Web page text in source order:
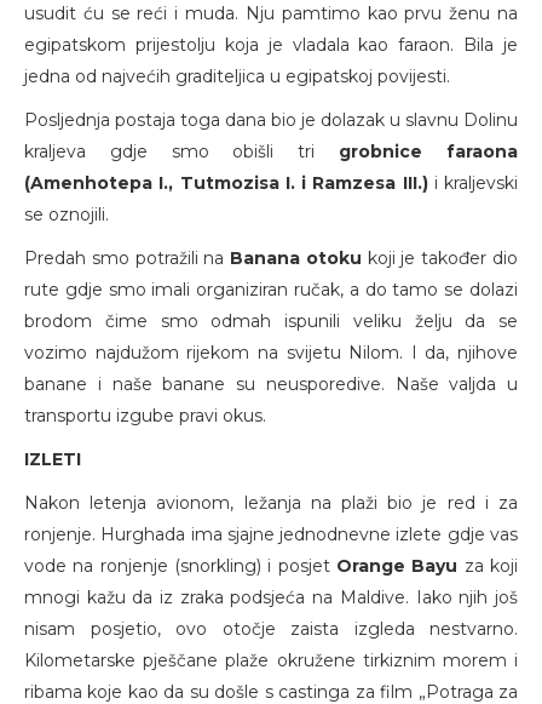
usudit ću se reći i muda. Nju pamtimo kao prvu ženu na
egipatskom prijestolju koja je vladala kao faraon. Bila je
jedna od najvećih graditeljica u egipatskoj povijesti.
Posljednja postaja toga dana bio je dolazak u slavnu Dolinu
kraljeva gdje smo obišli tri grobnice faraona
(Amenhotepa I., Tutmozisa I. i Ramzesa III.)i kraljevski
se oznojili.
Predah smo potražili na Banana otoku koji je također dio
rute gdje smo imali organiziran ručak, a do tamo se dolazi
brodom čime smo odmah ispunili veliku želju da se
vozimo najdužom rijekom na svijetu Nilom. I da, njihove
banane i naše banane su neusporedive. Naše valjda u
transportu izgube pravi okus.
IZLETI
Nakon letenja avionom, ležanja na plaži bio je red i za
ronjenje. Hurghada ima sjajne jednodnevne izlete gdje vas
vode na ronjenje (snorkling) i posjet Orange Bayu za koji
mnogi kažu da iz zraka podsjeća na Maldive. Iako njih još
nisam posjetio, ovo otočje zaista izgleda nestvarno.
Kilometarske pješčane plaže okružene tirkiznim morem i
ribama koje kao da su došle s castinga za film „Potraga za